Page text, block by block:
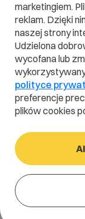
marketingiem.
reklam. Dzięki
naszej strony
Udzielona
wycofana lub
polityce
preferencje
plików cookies